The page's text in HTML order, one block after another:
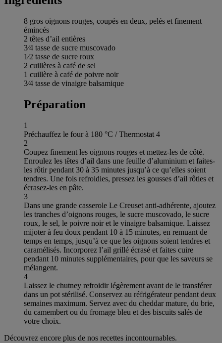
8 gros oignons rouges, coupés en deux, pelés et finement
émincés
2 têtes d’ail entières
3⁄4 tasse de sucre muscovado
1⁄2 tasse de sucre roux
2 cuillères à café de sel
1 cuillère à café de poivre noir
3⁄4 tasse de vinaigre balsamique
Préparation
1
Préchauffez le four à 180 °C / Thermostat 4
2
Coupez finement les oignons rouges et mettez-les de côté.
Enroulez les têtes d’ail dans une feuille d’aluminium et faites-
les rôtir pendant 30 à 35 minutes jusqu’à ce qu’elles soient
tendres. Une fois refroidies, pressez les gousses d’ail rôties et
écrasez-les en pâte.
3
Dans une grande casserole Le Creuset anti-adhérente, ajoutez
les tranches d’oignons rouges, le sucre muscovado, le sucre
roux, le sel, le poivre noir et le vinaigre balsamique. Laissez
mijoter à feu doux pendant 10 à 15 minutes, en remuant de
temps en temps, jusqu’à ce que les oignons soient tendres et
caramélisés. Incorporez l’ail grillé écrasé et faites cuire
pendant 10 minutes supplémentaires, pour que les saveurs se
mélangent.
4
Laissez le chutney refroidir légèrement avant de le transférer
dans un pot stérilisé. Conservez au réfrigérateur pendant deux
semaines maximum. Servez avec du cheddar mature, du brie,
du camembert ou du fromage bleu et des biscuits salés de
votre choix.
Découvrez encore plus de nos recettes incontournables.